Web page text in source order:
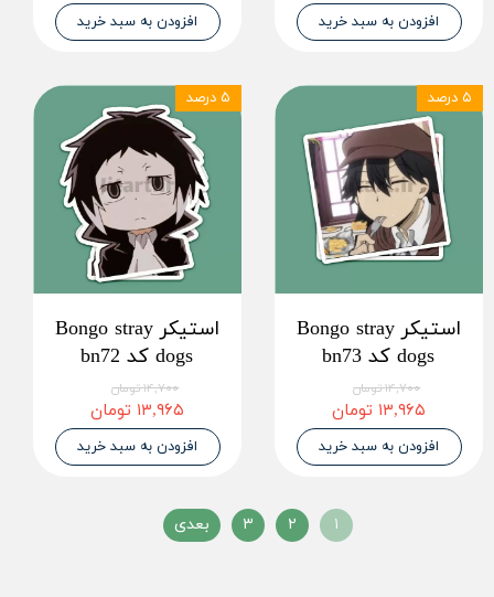
افزودن به سبد خرید افزودن به سبد خرید
استیکر Bongo stray
dogs کد bn73
۱۴,۷۰۰ تومان
۱۳,۹۶۵ تومان
افزودن به سبد خرید
۵ درصد
استیکر Bongo stray
dogs کد bn72
۱۴,۷۰۰ تومان
۱۳,۹۶۵ تومان
افزودن به سبد خرید
۵ درصد
۱ ۲ ۳ بعدی